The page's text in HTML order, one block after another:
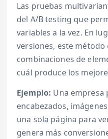
Las pruebas
del A/B testing que
variables a la vez. En
versiones, este método
combinaciones de
cuál produce los
Ejemplo: Una
encabezados,
una sola página para
genera más